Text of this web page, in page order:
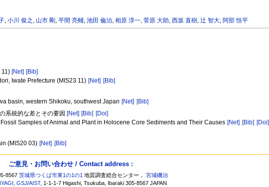
,小川 俊之 , 山市 剛 ,平間 亮輔,池田 倫治,相原 淳一,菅原 大助,西坂 直樹,辻 智大, 阿部 恒平
11) [Net] [Bib]
Iwate Prefecture (MIS23 11) [Net] [Bib]
basin, western Shikoku, southwest Japan [Net] [Bib]
系統的な差とその要因 [Net] [Bib] [Doi]
Samples of Animal and Plant in Holocene Core Sediments and Their Causes [Net] [Bib] [Doi]
(MIS20 03) [Net] [Bib]
ご意見・お問い合わせ / Contact address :
8567茨城県つくば市東1の1の1 地質調査総合センター，宮城磯治
,GSJ/AIST, 1-1-1-7 Higashi, Tsukuba, Ibaraki 305-8567 JAPAN